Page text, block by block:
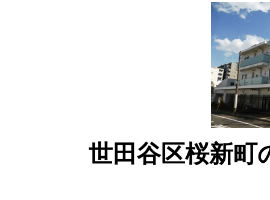
世田谷区桜新町